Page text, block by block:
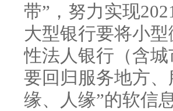
带”，努力实现
大型银行要将小
性法人银行（含
要回归服务地方
缘、人缘”的软信